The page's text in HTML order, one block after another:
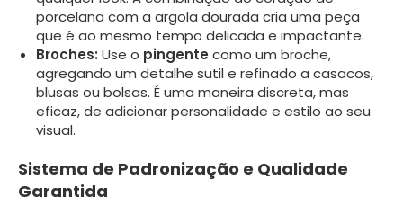
porcelana com a argola dourada cria uma peça
que é ao mesmo tempo delicada e impactante.
Broches: Use o pingente como um broche,
agregando um detalhe sutil e refinado a casacos,
blusas ou bolsas. É uma maneira discreta, mas
eficaz, de adicionar personalidade e estilo ao seu
visual.
Sistema de Padronização e Qualidade
Garantida